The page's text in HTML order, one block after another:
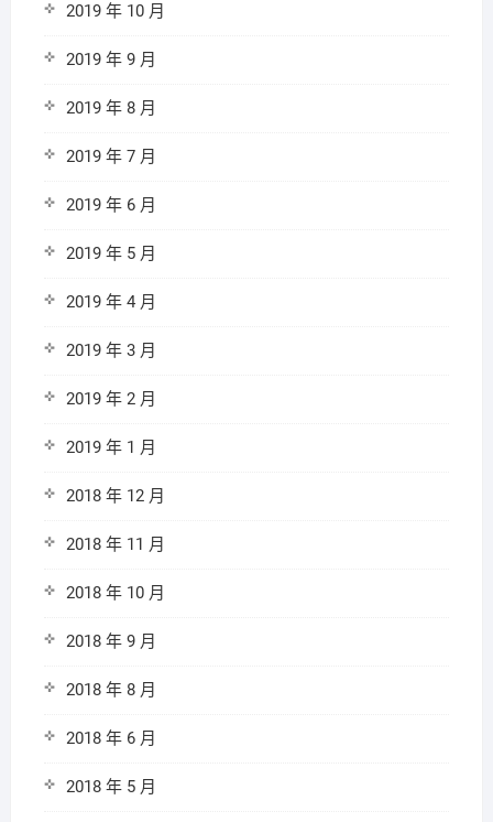
2019 年 10 月
2019 年 9 月
2019 年 8 月
2019 年 7 月
2019 年 6 月
2019 年 5 月
2019 年 4 月
2019 年 3 月
2019 年 2 月
2019 年 1 月
2018 年 12 月
2018 年 11 月
2018 年 10 月
2018 年 9 月
2018 年 8 月
2018 年 6 月
2018 年 5 月